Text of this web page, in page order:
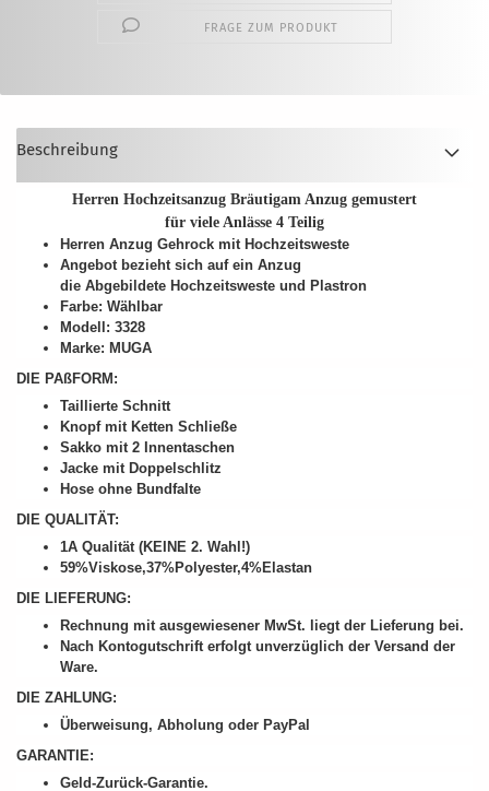
FRAGE ZUM PRODUKT
Beschreibung
Herren Hochzeitsanzug Bräutigam Anzug gemustert
für viele Anlässe 4 Teilig
Herren Anzug Gehrock mit Hochzeitsweste
Angebot bezieht sich auf ein Anzug
die Abgebildete Hochzeitsweste und Plastron
Farbe: Wählbar
Modell: 3328
Marke: MUGA
DIE PAßFORM:
Taillierte Schnitt
Knopf mit Ketten Schließe
Sakko mit 2 Innentaschen
Jacke mit Doppelschlitz
Hose ohne Bundfalte
DIE QUALITÄT:
1A Qualität (KEINE 2. Wahl!)
59%Viskose,37%Polyester,4%Elastan
DIE LIEFERUNG:
Rechnung mit ausgewiesener MwSt. liegt der Lieferung bei.
Nach Kontogutschrift erfolgt unverzüglich der Versand der
Ware.
DIE ZAHLUNG:
Überweisung, Abholung oder PayPal
GARANTIE:
Geld-Zurück-Garantie.